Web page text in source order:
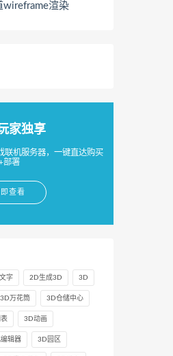
wireframe渲染
家独享
联机服务器，一键直达购买
部署
即查看
字 2D生成3D 3D
3D万花筒 3D仓储中心
3D动画
辑器 3D园区